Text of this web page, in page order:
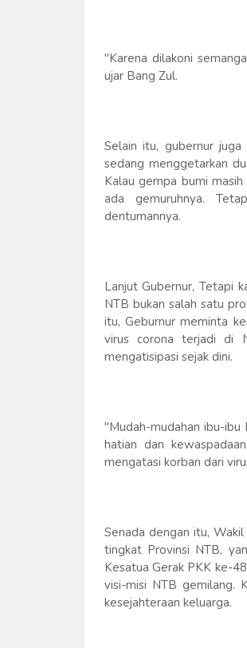
"Karena dilakoni
ujar Bang Zul.
Selain itu, gubernur
sedang menggetarkan
Kalau gempa bumi
ada gemuruhnya.
dentumannya.
Lanjut Gubernur, Tetapi
NTB bukan salah satu
itu, Geburnur meminta
virus corona terjadi di
mengatisipasi sejak dini.
"Mudah-mudahan ibu-
hatian dan
mengatasi korban dari
Senada dengan itu,
tingkat Provinsi NTB,
Kesatua Gerak PKK ke-
visi-misi NTB gemilang.
kesejahteraan keluarga.